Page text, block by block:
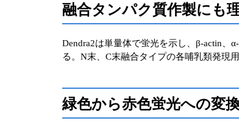
融合タンパク質作製にも
Dendra2は単量体で蛍光を示し、β-actin、
る。N末、C末融合タイプの各哺乳類発現
緑色から赤色蛍光への変